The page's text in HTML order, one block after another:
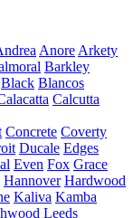
Anore Arkety
Barkley
Black Blancos
Calcutta
Concrete Coverty
Ducale Edges
Even Fox Grace
Hannover Hardwood
Kaliva Kamba
Leeds